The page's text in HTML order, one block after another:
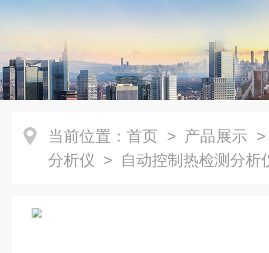
当前位置： 首页 > 产品展示
分析仪 > 自动控制热检测分析